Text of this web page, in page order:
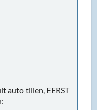
auto tillen, EERST